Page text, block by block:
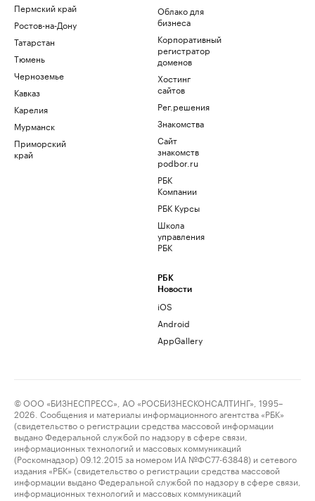
Пермский край
Ростов-на-Дону
Татарстан
Тюмень
Черноземье
Кавказ
Карелия
Мурманск
Приморский
край
Облако для
бизнеса
Корпоративный
регистратор
доменов
Хостинг
сайтов
Рег.решения
Знакомства
Сайт
знакомств
podbor.ru
РБК
Компании
РБК Курсы
Школа
управления
РБК
РБК
Новости
iOS
Android
AppGallery
© ООО «БИЗНЕСПРЕСС», АО «РОСБИЗНЕСКОНСАЛТИНГ», 1995–
2026. Сообщения и материалы информационного агентства «РБК»
(свидетельство о регистрации средства массовой информации
выдано Федеральной службой по надзору в сфере связи,
информационных технологий и массовых коммуникаций
(Роскомнадзор) 09.12.2015 за номером ИА №ФС77-63848) и сетевого
издания «РБК» (свидетельство о регистрации средства массовой
информации выдано Федеральной службой по надзору в сфере связи,
информационных технологий и массовых коммуникаций